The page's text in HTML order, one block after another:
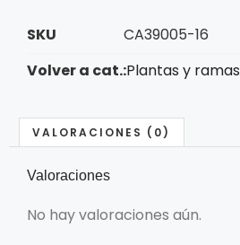
SKU
CA39005-16
Volver a cat.:Plantas y ramas
VALORACIONES (0)
Valoraciones
No hay valoraciones aún.